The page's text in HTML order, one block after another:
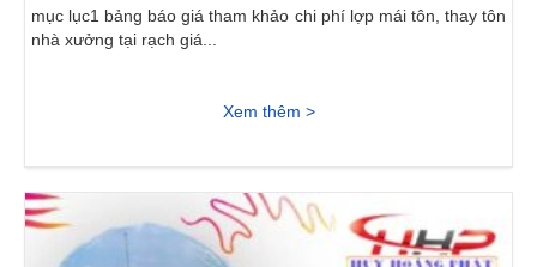
mục lục1 bảng báo giá tham khảo chi phí lợp mái tôn, thay tôn
nhà xưởng tại rạch giá...
Xem thêm >